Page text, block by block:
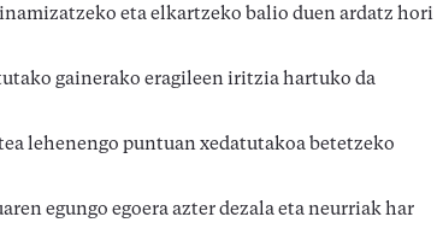
eta elkartzeko balio duen ardatz hori
gainerako eragileen iritzia hartuko da
lehenengo puntuan xedatutakoa betetzeko
egungo egoera azter dezala eta neurriak har